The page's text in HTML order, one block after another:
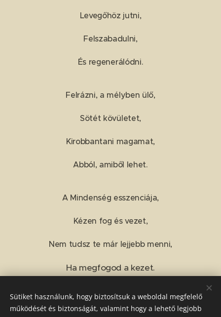
Levegőhöz jutni,
Felszabadulni,
És regenerálódni.
Felrázni, a mélyben ülő,
Sötét kövületet,
Kirobbantani magamat,
Abból, amiből lehet.
A Mindenség esszenciája,
Kézen fog és vezet,
Nem tudsz te már lejjebb menni,
Ha megfogod a kezet.
Share
Sütiket használunk, hogy biztosítsuk a weboldal megfelelő
működését és biztonságát, valamint hogy a lehető legjobb